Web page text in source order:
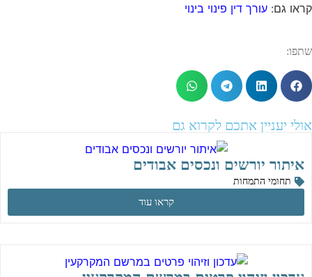
קראו גם: עורך דין פינוי בינוי
שתפו:
אולי יעניין אתכם לקרוא גם
איתור יורשים ונכסים אבודים
תחומי התמחות
קראו עוד